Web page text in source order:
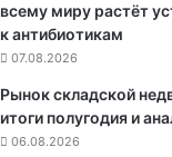
всему миру растёт
к антибиотикам
07.08.2026
Рынок складской
итоги полугодия и
06.08.2026